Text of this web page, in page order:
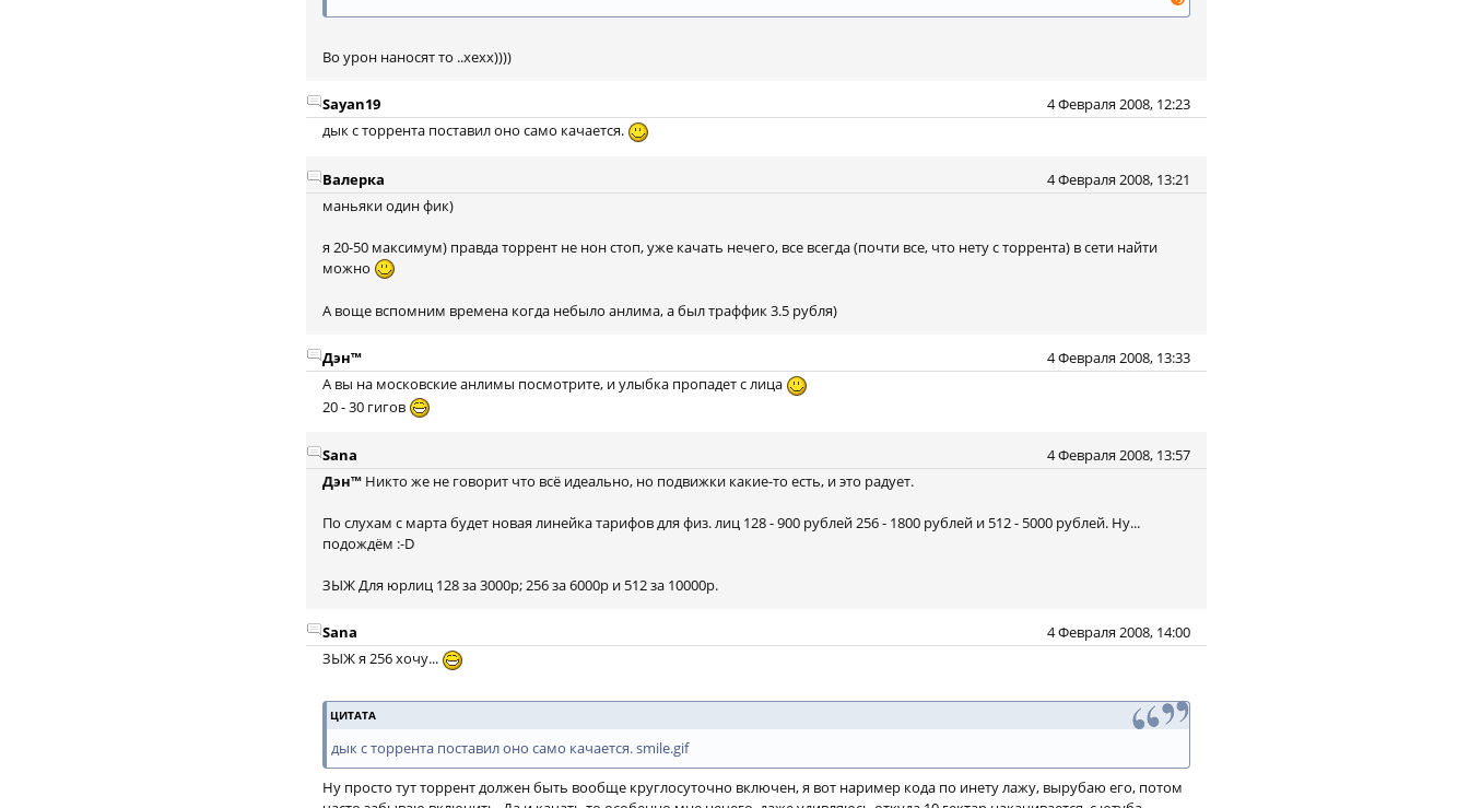
Во урон наносят то ..хехх))))
4 Февраля 2008, 12:23
Sayan19
дык с торрента поставил оно само качается.
4 Февраля 2008, 13:21
Валерка
маньяки один фик)
я 20-50 максимум) правда торрент не нон стоп, уже качать нечего, все всегда (почти все, что нету с торрента) в сети найти
можно
А воще вспомним времена когда небыло анлима, а был траффик 3.5 рубля)
4 Февраля 2008, 13:33
Дэн™
А вы на московские анлимы посмотрите, и улыбка пропадет с лица
20 - 30 гигов
4 Февраля 2008, 13:57
Sana
Дэн™ Никто же не говорит что всё идеально, но подвижки какие-то есть, и это радует.
По слухам с марта будет новая линейка тарифов для физ. лиц 128 - 900 рублей 256 - 1800 рублей и 512 - 5000 рублей. Ну...
подождём :-D
ЗЫЖ Для юрлиц 128 за 3000р; 256 за 6000р и 512 за 10000р.
4 Февраля 2008, 14:00
Sana
ЗЫЖ я 256 хочу...
ЦИТАТА
дык с торрента поставил оно само качается. smile.gif
Ну просто тут торрент должен быть вообще круглосуточно включен, я вот наример кода по инету лажу, вырубаю его, потом